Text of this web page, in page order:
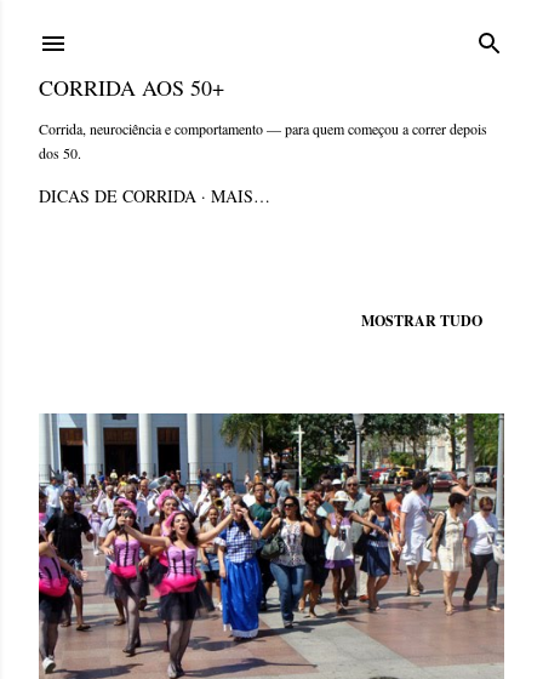
CORRIDA AOS 50+
Corrida, neurociência e comportamento — para quem começou a correr depois
dos 50.
DICAS DE CORRIDA MAIS…
s
t
a
g
e
MOSTRAR TUDO